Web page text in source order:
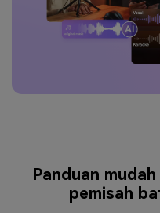
Panduan
pemisah